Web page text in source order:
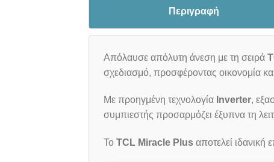
Περιγραφή
Απόλαυσε απόλυτη άνεση με τη σειρά
σχεδιασμό, προσφέροντας οικονομία
Με προηγμένη τεχνολογία Inverter,
συμπιεστής προσαρμόζει έξυπνα τη
Το TCL Miracle Plus αποτελεί ιδανική